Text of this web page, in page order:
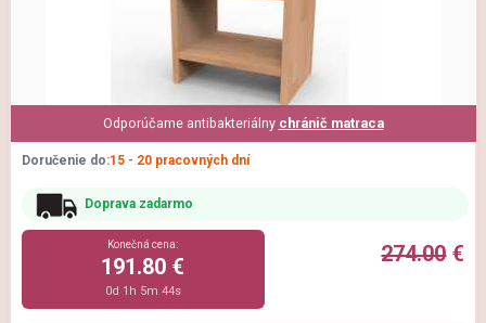
Odporúčame antibakteriálny chránič matraca
Doručenie do:15 - 20 pracovných dní
Doprava zadarmo
274.00€
Konečná cena:
191.80 €
0d 1h 5m 44s